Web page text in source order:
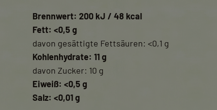
Brennwert: 200 kJ / 48 kcal
Fett: <0,5 g
davon gesättigte Fettsäuren: <0,1 g
Kohlenhydrate: 11 g
davon Zucker: 10 g
Eiweiß: <0,5 g
Salz: <0,01 g